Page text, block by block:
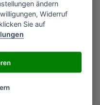
–
ändern
Widerruf
Sie auf